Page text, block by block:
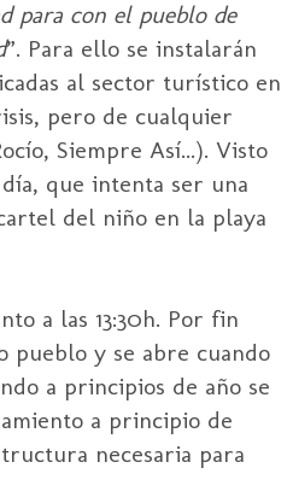
para con el pueblo de
”. Para ello se instalarán
al sector turístico en
pero de cualquier
Siempre Así...). Visto
que intenta ser una
del niño en la playa
a las 13:30h. Por fin
pueblo y se abre cuando
a principios de año se
a principio de
necesaria para